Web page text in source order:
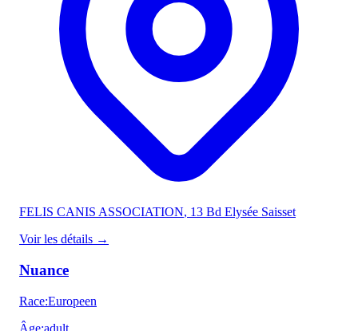
FELIS CANIS ASSOCIATION, 13 Bd Elysée Saisset
Voir les détails →
Nuance
Race:Europeen
Âge:adult